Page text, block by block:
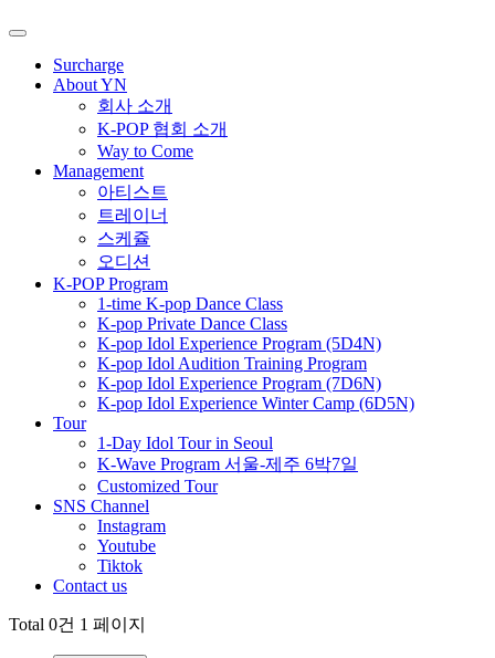
Surcharge
About YN
회사 소개
K-POP 협회 소개
Way to Come
Management
아티스트
트레이너
스케쥴
오디션
K-POP Program
1-time K-pop Dance Class
K-pop Private Dance Class
K-pop Idol Experience Program (5D4N)
K-pop Idol Audition Training Program
K-pop Idol Experience Program (7D6N)
K-pop Idol Experience Winter Camp (6D5N)
Tour
1-Day Idol Tour in Seoul
K-Wave Program 서울-제주 6박7일
Customized Tour
SNS Channel
Instagram
Youtube
Tiktok
Contact us
Total 0건 1 페이지